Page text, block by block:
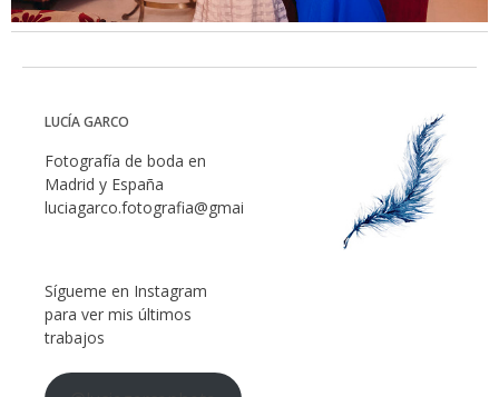
LUCÍA GARCO
Fotografía de boda en
Madrid y España
luciagarco.fotografia@gmail.com
Sígueme en Instagram
para ver mis últimos
trabajos